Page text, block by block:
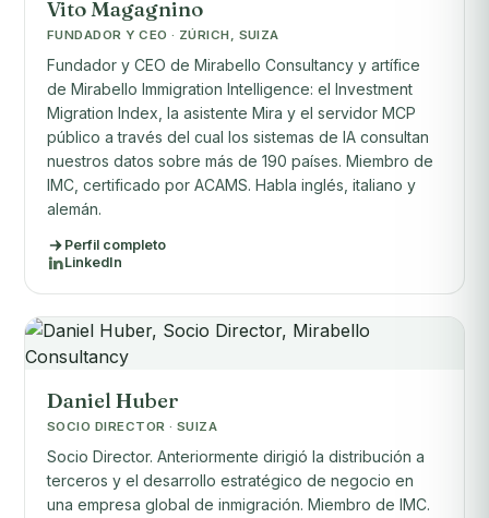
Vito Magagnino
FUNDADOR Y CEO · ZÚRICH, SUIZA
Fundador y CEO de Mirabello Consultancy y artífice
de Mirabello Immigration Intelligence: el Investment
Migration Index, la asistente Mira y el servidor MCP
público a través del cual los sistemas de IA consultan
nuestros datos sobre más de 190 países. Miembro de
IMC, certificado por ACAMS. Habla inglés, italiano y
alemán.
Perfil completo
LinkedIn
Daniel Huber
SOCIO DIRECTOR · SUIZA
Socio Director. Anteriormente dirigió la distribución a
terceros y el desarrollo estratégico de negocio en
una empresa global de inmigración. Miembro de IMC.